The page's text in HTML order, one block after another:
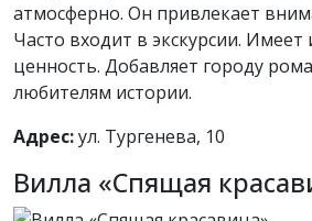
атмосферно. Он привлекает
Часто входит в экскурсии. Имеет
ценность. Добавляет городу
любителям истории.
Адрес:ул. Тургенева, 10
Вилла «Спящая